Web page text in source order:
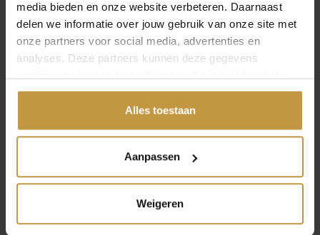
media bieden en onze website verbeteren. Daarnaast
delen we informatie over jouw gebruik van onze site met
onze partners voor social media, advertenties en
analyses. Deze partners kunnen deze gegevens
gedeeld of die ze hebben verzameld via jouw gebruik van
Alles toestaan
Aanpassen
Weigeren
€149,00
BOCCIA 08092-02
BICOLOR
€ 169,00
BOCCIA 08091-04
GOUDKLEURIG